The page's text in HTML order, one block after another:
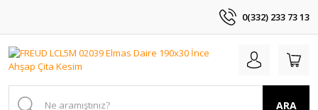
0(332) 233 73 13
ARA